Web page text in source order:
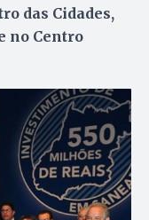
das Cidades,
no Centro